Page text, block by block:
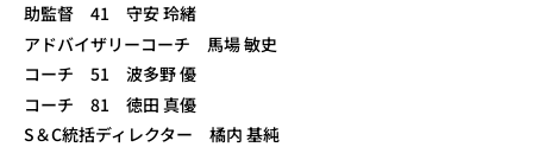
助監督 41 守安 玲緒
アドバイザリーコーチ 馬場 敏史
コーチ 51 波多野 優
コーチ 81 徳田 真優
S＆C統括ディレクター 橘内 基純